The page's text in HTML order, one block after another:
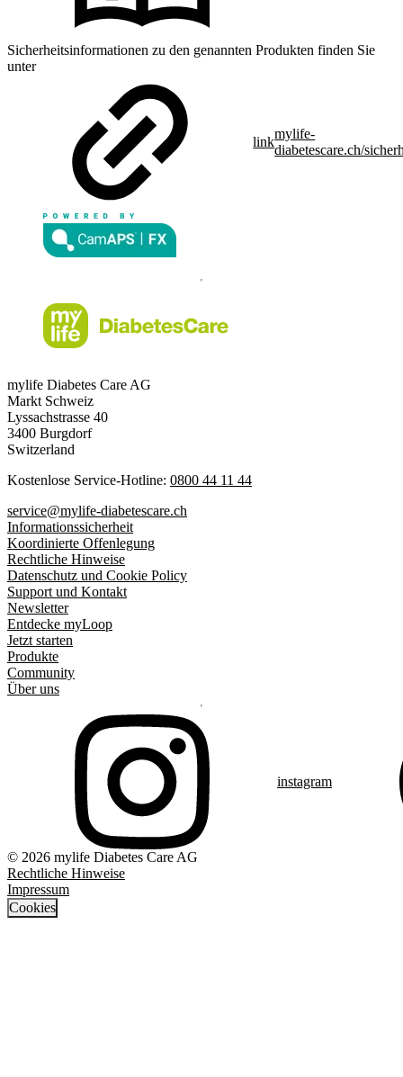
Sicherheitsinformationen zu den genannten Produkten finden Sie
unter
link
mylife-
diabetescare.ch/
mylife Diabetes Care AG
Markt Schweiz
Lyssachstrasse 40
3400 Burgdorf
Switzerland
Kostenlose Service-Hotline: 0800 44 11 44
service@mylife-diabetescare.ch
Informationssicherheit
Koordinierte Offenlegung
Rechtliche Hinweise
Datenschutz und Cookie Policy
Support und Kontakt
Newsletter
Entdecke myLoop
Jetzt starten
Produkte
Community
Über uns
instagram
© 2026 mylife Diabetes Care AG
Rechtliche Hinweise
Impressum
Cookies